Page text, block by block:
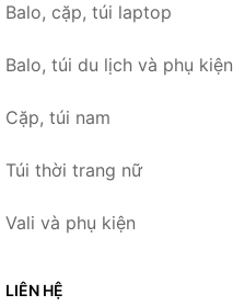
Balo, cặp, túi laptop
Balo, túi du lịch và phụ kiện
Cặp, túi nam
Túi thời trang nữ
Vali và phụ kiện
LIÊN HỆ